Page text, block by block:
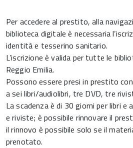
Per accedere al prestito, alla
biblioteca digitale è necessaria
identità e tesserino sanitario.
L’iscrizione è valida per tutte le
Reggio Emilia.
Possono essere presi in prestito
a sei libri/audiolibri, tre DVD, tre
La scadenza è di 30 giorni per libri e
e riviste; è possibile rinnovare il
il rinnovo è possibile solo se il
prenotato.